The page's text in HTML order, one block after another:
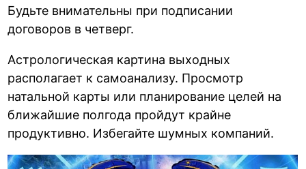
Будьте внимательны при подписании
договоров в четверг.
Астрологическая картина выходных
располагает к самоанализу. Просмотр
натальной карты или планирование целей на
ближайшие полгода пройдут крайне
продуктивно. Избегайте шумных компаний.